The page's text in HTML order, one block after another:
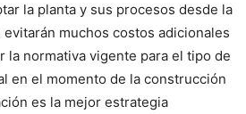
la planta y sus procesos desde la
muchos costos adicionales
la normativa vigente para el tipo de
en el momento de la construcción
es la mejor estrategia